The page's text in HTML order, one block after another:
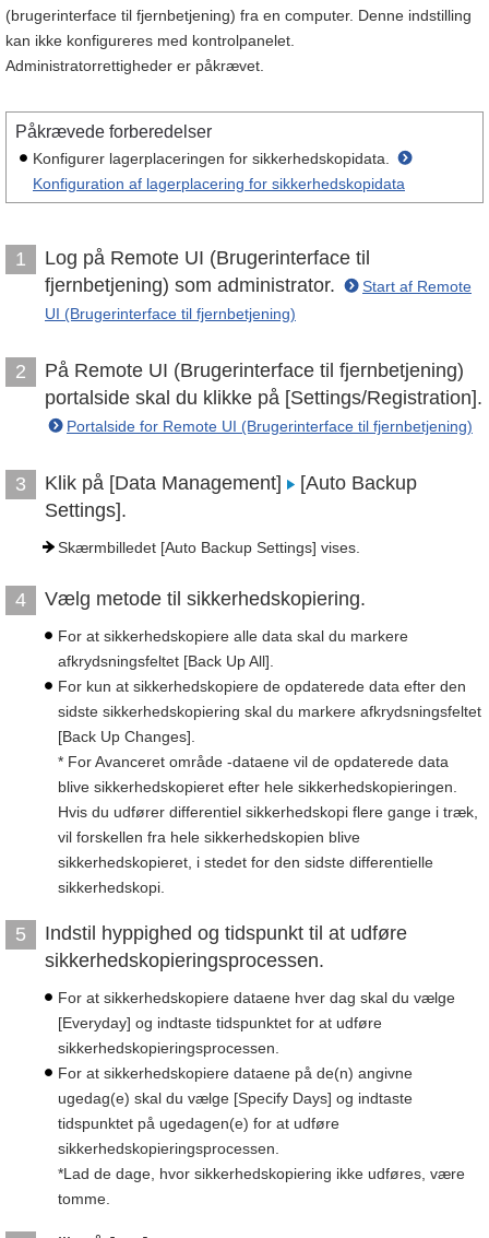
(brugerinterface til fjernbetjening) fra en computer. Denne indstilling
kan ikke konfigureres med kontrolpanelet.
Administratorrettigheder er påkrævet.
Påkrævede forberedelser
Konfigurer lagerplaceringen for sikkerhedskopidata.
Konfiguration af lagerplacering for sikkerhedskopidata
1
Log på Remote UI (Brugerinterface til
fjernbetjening) som administrator.
Start af Remote
UI (Brugerinterface til fjernbetjening)
2
På Remote UI (Brugerinterface til fjernbetjening)
portalside skal du klikke på [Settings/Registration].
Portalside for Remote UI (Brugerinterface til fjernbetjening)
3 Klik på [Data Management]
[Auto Backup
Settings].
Skærmbilledet [Auto Backup Settings] vises.
4 Vælg metode til sikkerhedskopiering.
For at sikkerhedskopiere alle data skal du markere
afkrydsningsfeltet [Back Up All].
For kun at sikkerhedskopiere de opdaterede data efter den
sidste sikkerhedskopiering skal du markere afkrydsningsfeltet
[Back Up Changes].
* For Avanceret område -dataene vil de opdaterede data
blive sikkerhedskopieret efter hele sikkerhedskopieringen.
Hvis du udfører differentiel sikkerhedskopi flere gange i træk,
vil forskellen fra hele sikkerhedskopien blive
sikkerhedskopieret, i stedet for den sidste differentielle
sikkerhedskopi.
5
Indstil hyppighed og tidspunkt til at udføre
sikkerhedskopieringsprocessen.
For at sikkerhedskopiere dataene hver dag skal du vælge
[Everyday] og indtaste tidspunktet for at udføre
sikkerhedskopieringsprocessen.
For at sikkerhedskopiere dataene på de(n) angivne
ugedag(e) skal du vælge [Specify Days] og indtaste
tidspunktet på ugedagen(e) for at udføre
sikkerhedskopieringsprocessen.
*Lad de dage, hvor sikkerhedskopiering ikke udføres, være
tomme.